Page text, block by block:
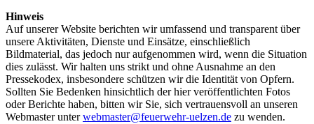
Hinweis
Auf unserer Website berichten wir umfassend und transparent über
unsere Aktivitäten, Dienste und Einsätze, einschließlich
Bildmaterial, das jedoch nur aufgenommen wird, wenn die Situation
dies zulässt. Wir halten uns strikt und ohne Ausnahme an den
Pressekodex, insbesondere schützen wir die Identität von Opfern.
Sollten Sie Bedenken hinsichtlich der hier veröffentlichten Fotos
oder Berichte haben, bitten wir Sie, sich vertrauensvoll an unseren
Webmaster unterwebmaster@feuerwehr-uelzen.de zu wenden.